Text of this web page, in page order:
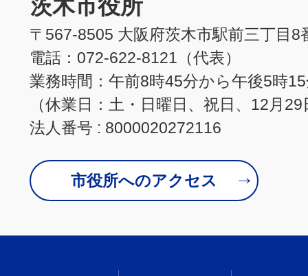
茨木市役所
〒567-8505 大阪府茨木市駅前三丁目8
電話：072-622-8121（代表）
業務時間：午前8時45分から午後5時
（休業日：土・日曜日、祝日、12月
法人番号 : 8000020272116
市役所へのアクセス